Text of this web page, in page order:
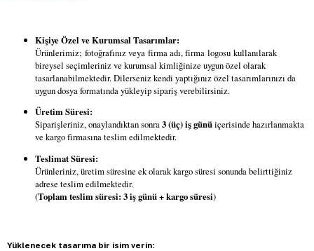
Kişiye Özel ve Kurumsal Tasarımlar:
Ürünlerimiz; fotoğrafınız veya firma adı, firma logosu kullanılarak
bireysel seçimleriniz ve kurumsal kimliğinize uygun özel olarak
tasarlanabilmektedir. Dilerseniz kendi yaptığınız özel tasarımlarınızı da
uygun dosya formatında yükleyip sipariş verebilirsiniz.
Üretim Süresi:
Siparişleriniz, onaylandıktan sonra3 (üç) iş günüiçerisinde hazırlanmakta
ve kargo firmasına teslim edilmektedir.
Teslimat Süresi:
Ürünleriniz, üretim süresine ek olarak kargo süresi sonunda belirttiğiniz
adrese teslim edilmektedir.
(Toplam teslim süresi: 3 iş günü + kargo süresi)
Yüklenecek tasarıma bir isim verin: